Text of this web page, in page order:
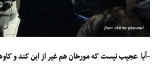
-آیا عجیب نیست که مورخان هم غیر از این کند و